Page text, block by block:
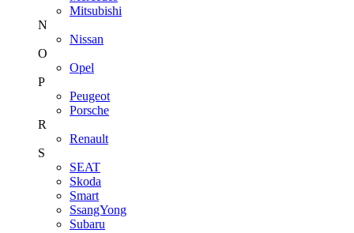
Mitsubishi
N
Nissan
O
Opel
P
Peugeot
Porsche
R
Renault
S
SEAT
Skoda
Smart
SsangYong
Subaru